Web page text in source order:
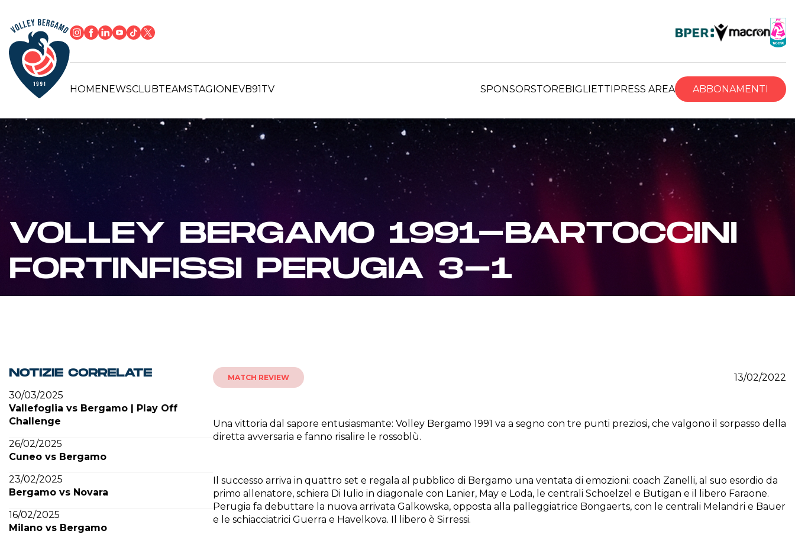
HOMENEWSCLUBTEAMSTAGIONEVB91TV SPONSORSTOREBIGLIETTIPRESS AREA ABBONAMENTI
VOLLEY BERGAMO 1991-BARTOCCINI
FORTINFISSI PERUGIA 3-1
NOTIZIE CORRELATE
30/03/2025
Vallefoglia vs Bergamo | Play Off
Challenge
26/02/2025
Cuneo vs Bergamo
23/02/2025
Bergamo vs Novara
16/02/2025
Milano vs Bergamo
MATCH REVIEW 13/02/2022
Una vittoria dal sapore entusiasmante: Volley Bergamo 1991 va a segno con tre punti preziosi, che valgono il sorpasso della
diretta avversaria e fanno risalire le rossoblù.
Il successo arriva in quattro set e regala al pubblico di Bergamo una ventata di emozioni: coach Zanelli, al suo esordio da
primo allenatore, schiera Di Iulio in diagonale con Lanier, May e Loda, le centrali Schoelzel e Butigan e il libero Faraone.
Perugia fa debuttare la nuova arrivata Galkowska, opposta alla palleggiatrice Bongaerts, con le centrali Melandri e Bauer
e le schiacciatrici Guerra e Havelkova. Il libero è Sirressi.